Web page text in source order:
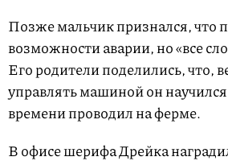
Позже мальчик признался, что
возможности аварии, но «все
Его родители поделились, что,
управлять машиной он
времени проводил на ферме.
В офисе шерифа Дрейка